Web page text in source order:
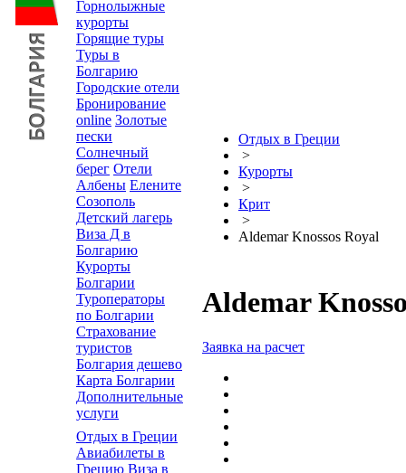
Горнолыжные
курорты
Горящие туры
Туры в
Болгарию
Городские отели
Бронирование
online Золотые
пески
Солнечный
берег Отели
Албены Елените
Созополь
Детский лагерь
Виза Д в
Болгарию
Курорты
Болгарии
Туроператоры
по Болгарии
Страхование
туристов
Болгария дешево
Карта Болгарии
Дополнительные
услуги
Отдых в Греции
Авиабилеты в
Грецию Виза в
Отдых в Греции
>
Курорты
>
Крит
>
Aldemar Knossos Royal
Aldemar
Заявка на расчет